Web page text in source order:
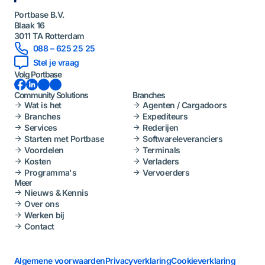
Portbase B.V.
Blaak 16
3011 TA Rotterdam
088 – 625 25 25
Stel je vraag
Volg Portbase
Facebook LinkedInInstagramYouTube
Community Solutions
Wat is het
Branches
Services
Starten met Portbase
Voordelen
Kosten
Programma's
Branches
Agenten / Cargadoors
Expediteurs
Rederijen
Softwareleveranciers
Terminals
Verladers
Vervoerders
Meer
Nieuws & Kennis
Over ons
Werken bij
Contact
Algemene voorwaardenPrivacyverklaringCookieverklaring